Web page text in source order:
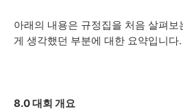
아래의 내용은 규정집을 처음 살펴
게 생각했던 부분에 대한 요약입니다.
8.0 대회 개요